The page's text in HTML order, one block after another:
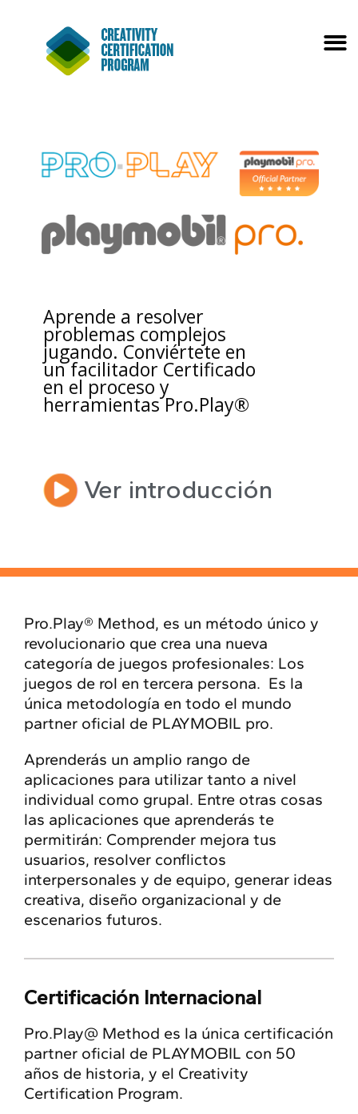
Ver introducción
Aprende a resolver
problemas complejos
jugando. Conviértete en
un facilitador Certificado
en el proceso y
herramientas Pro.Play®
Pro.Play® Method, es un método único y
revolucionario que crea una nueva
categoría de juegos profesionales: Los
juegos de rol en tercera persona. Es la
única metodología en todo el mundo
partner oficial de PLAYMOBIL pro.
Aprenderás un amplio rango de
aplicaciones para utilizar tanto a nivel
individual como grupal. Entre otras cosas
las aplicaciones que aprenderás te
permitirán: Comprender mejora tus
usuarios, resolver conflictos
interpersonales y de equipo, generar ideas
creativa, diseño organizacional y de
escenarios futuros.
Certificación Internacional
Pro.Play@ Method es la única certificación
partner oficial de PLAYMOBIL con 50
años de historia, y el Creativity
Certification Program.